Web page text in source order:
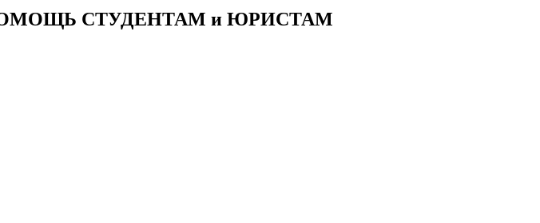
СТУДЕНТАМ и ЮРИСТАМ